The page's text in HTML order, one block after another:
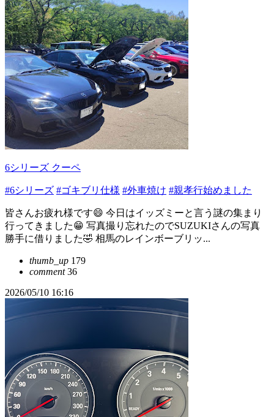
6シリーズ クーペ
#6シリーズ #ゴキブリ仕様 #外車焼け #親孝行始めました
皆さんお疲れ様です😄 今日はイッズミーと言う謎の集まり
行ってきました😁 写真撮り忘れたのでSUZUKIさんの写真
勝手に借りました🤣 相馬のレインボーブリッ...
thumb_up 179
comment36
2026/05/10 16:16